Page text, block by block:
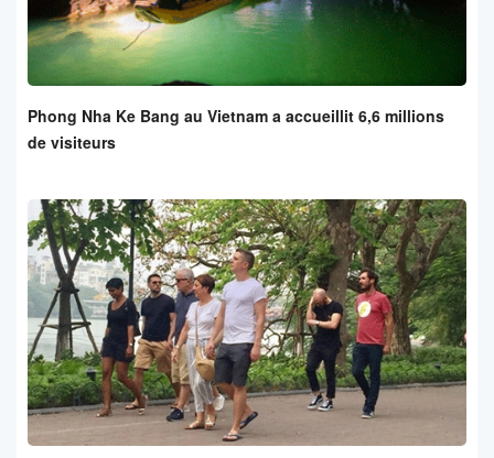
Phong Nha Ke Bang au Vietnam a accueillit 6,6 millions
de visiteurs